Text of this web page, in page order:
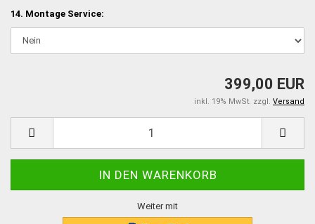
14. Montage Service:
399,00 EUR
inkl. 19% MwSt. zzgl. Versand
Weiter mit